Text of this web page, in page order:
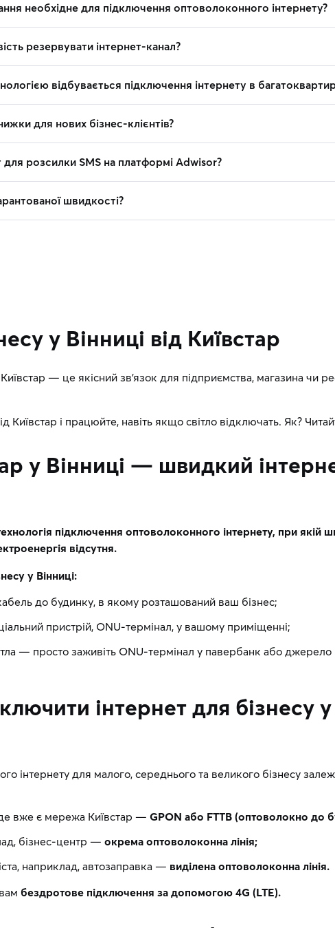
необхідне для підключення оптоволоконного інтернету?
резервувати інтернет-канал?
відбувається підключення інтернету в
для нових бізнес-клієнтів?
для розсилки SMS на платформі Adwisor?
швидкості?
у Вінниці від Київстар
Київстар — це якісний зв’язок для підприємства, магазина чи
Київстар і працюйте, навіть якщо світло відключать. Як?
у Вінниці — швидкий
підключення оптоволоконного інтернету, при якій
відсутня.
у Вінниці:
до будинку, в якому розташований ваш бізнес;
пристрій, ONU-термінал, у вашому приміщенні;
— просто заживіть ONU-термінал у павербанк або
інтернет для бізнесу у
інтернету для малого, середнього та великого бізнесу
вже є мережа Київстар — GPON або FTTB (оптоволокно до
бізнес-центр — окрема оптоволоконна лінія;
наприклад, автозаправка — виділена оптоволоконна лінія.
бездротове підключення за допомогою 4G (LTE).